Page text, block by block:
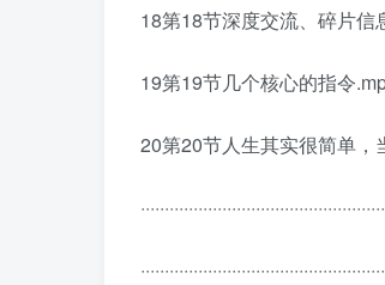
18第18节深度交流、碎片信
19第19节几个核心的指令
20第20节人生其实很简单，